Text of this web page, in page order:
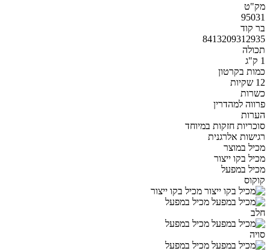
מק"ט
95031
בר קוד
8413209312935
תכולה
1 ק"ג
כמות בקרטון
12 שקיות
כשרות
פרווה למהדרין
הערות
סוכריות חזקות במיוחד
רגישות אלרגנית
מכיל במוצר
מכיל בקו ייצור
מכיל במפעל
קוקוס
מכיל בקו ייצור
מכיל במפעל
חלב
מכיל במפעל
סויה
מכיל במפעל